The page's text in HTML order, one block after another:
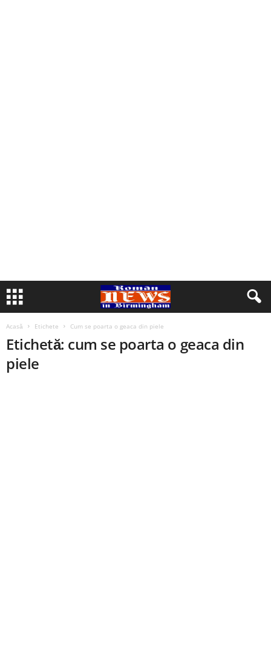
Acasă Etichete Cum se poarta o geaca din piele
Etichetă: cum se poarta o geaca din
piele